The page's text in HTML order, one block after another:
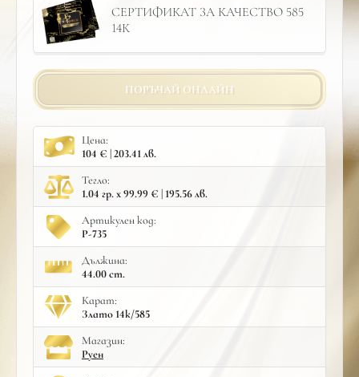
СЕРТИФИКАТ ЗА КАЧЕСТВО 585
14К
ПОРЪЧАЙ ОНЛАЙН
Цена:
104 € | 203.41 лв.
Тегло:
1.04 гр. x 99.99 € | 195.56 лв.
Артикулен код:
Р-735
Дължина:
44.00 cm.
Карат:
Злато 14к/585
Mагазин:
Руен